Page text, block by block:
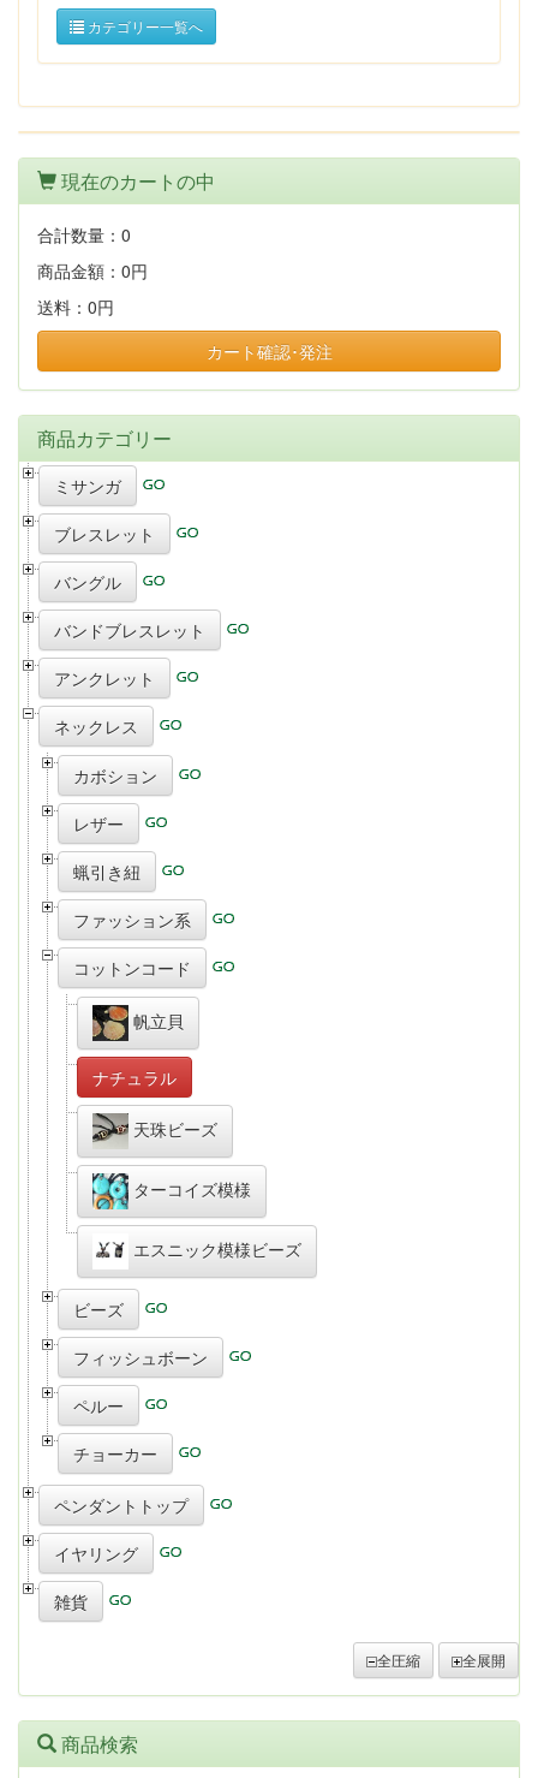
カテゴリー一覧へ
現在のカートの中
合計数量： 0
商品金額： 0円
送料： 0円
カート確認･発注
商品カテゴリー
ミサンガ
ブレスレット
バングル
バンドブレスレット
アンクレット
ネックレス
カボション
レザー
蝋引き紐
ファッション系
コットンコード
帆立貝
ナチュラル
天珠ビーズ
ターコイズ模様
エスニック模様ビーズ
ビーズ
フィッシュボーン
ペルー
チョーカー
ペンダントトップ
イヤリング
雑貨
全圧縮 全展開
商品検索